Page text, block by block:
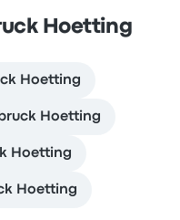
Hoetting
Hoetting
Hoetting
Hoetting
Hoetting